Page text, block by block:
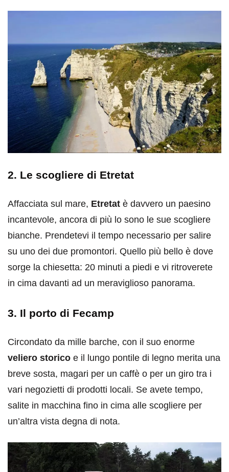
2. Le scogliere di Etretat
Affacciata sul mare, Etretat è davvero un paesino
incantevole, ancora di più lo sono le sue scogliere
bianche. Prendetevi il tempo necessario per salire
su uno dei due promontori. Quello più bello è dove
sorge la chiesetta: 20 minuti a piedi e vi ritroverete
in cima davanti ad un meraviglioso panorama.
3. Il porto di Fecamp
Circondato da mille barche, con il suo enorme
veliero storico e il lungo pontile di legno merita una
breve sosta, magari per un caffè o per un giro tra i
vari negozietti di prodotti locali. Se avete tempo,
salite in macchina fino in cima alle scogliere per
un’altra vista degna di nota.